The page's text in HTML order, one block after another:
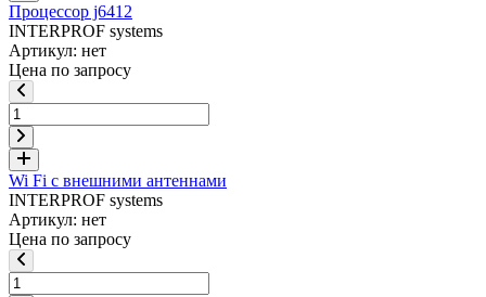
Процессор j6412
INTERPROF systems
Артикул: нет
Цена по запросу
Wi Fi с внешними антеннами
INTERPROF systems
Артикул: нет
Цена по запросу